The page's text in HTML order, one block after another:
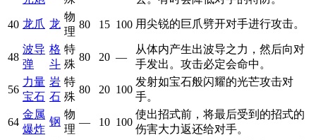
40 龙爪 龙
物
理
80 15 100 用尖锐的巨爪劈开对手进行攻击。
48
波导
弹
格
斗
特
殊
80 20 —
从体内产生出波导之力，然后向对
手发出。攻击必定会命中。
56
力量
宝石
岩
石
特
殊
80 20 100
发射如宝石般闪耀的光芒攻击对
手。
64
金属
爆炸
钢
物
理
— 10 100
使出招式前，将最后受到的招式的
伤害大力返还给对手。